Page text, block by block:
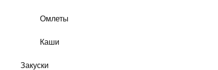
Омлеты
Каши
Закуски